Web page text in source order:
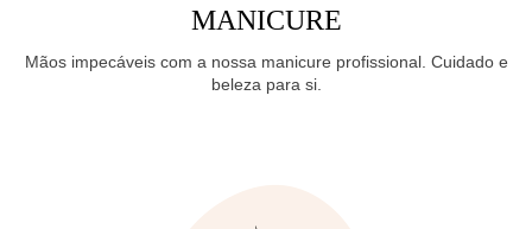
MANICURE
Mãos impecáveis com a nossa manicure profissional. Cuidado e
beleza para si.